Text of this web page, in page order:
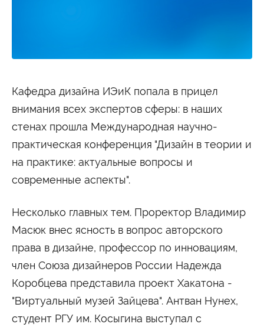
Статьи
Фотогалерея
Второе высшее
Формы обучения
Мероприятия
Дни открытых дверей
Выездные студенческие мероприятия
Университетские субботы
Контакты
Администрация
+7 (495) 795-00-11
Приёмная комиссия
+7 (495) 795-00-10
Кафедра дизайна ИЭиК попала в прицел
внимания всех экспертов сферы: в наших
стенах прошла Международная научно-
практическая конференция "Дизайн в теории и
на практике: актуальные вопросы и
современные аспекты".
Несколько главных тем. Проректор Владимир
Масюк внес ясность в вопрос авторского
права в дизайне, профессор по инновациям,
член Союза дизайнеров России Надежда
Коробцева представила проект Хакатона -
"Виртуальный музей Зайцева". Антван Нунех,
студент РГУ им. Косыгина выступал с